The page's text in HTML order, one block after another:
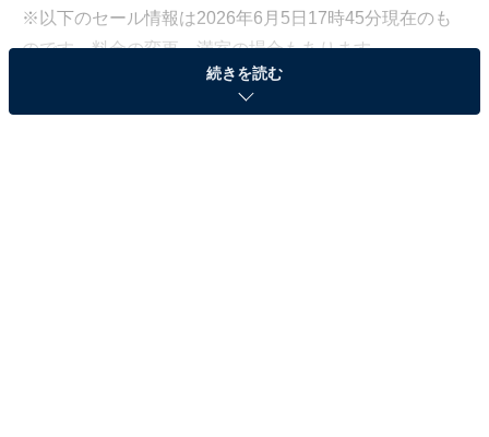
※以下のセール情報は2026年6月5日17時45分現在のも
のです。料金の変更、満室の場合もあります。
※本記事で紹介している商品の購入やサービスの利用により、売上の一部が
オールアバウトに還元されることがあります。
続きを読む